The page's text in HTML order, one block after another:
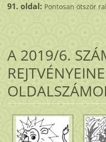
91. oldal: Pontosan ötször
A 2019/6.